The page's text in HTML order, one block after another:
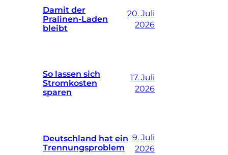
Damit der
Pralinen-Laden
bleibt
20. Juli
2026
So lassen sich
Stromkosten
sparen
17. Juli
2026
Deutschland hat ein
Trennungsproblem
9. Juli
2026